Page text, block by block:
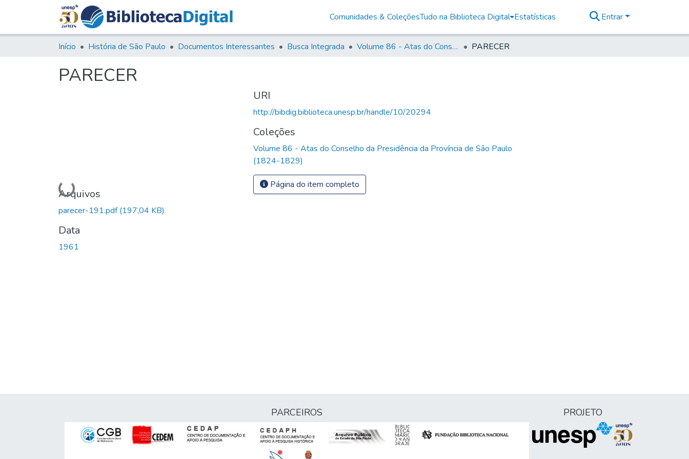
Comunidades & ColeçõesTudo na Biblioteca Digital Estatísticas Entrar
Início História de São Paulo Documentos Interessantes Busca Integrada Volume 86 - Atas do Conselho da Presidência da Província de São Paulo (1824-1829) PARECER
PARECER
Carregando...
Arquivos
parecer-191.pdf(197,04 KB)
Data
1961
URI
http://bibdig.biblioteca.unesp.br/handle/10/20294
Coleções
Volume 86 - Atas do Conselho da Presidência da Província de São Paulo
(1824-1829)
Página do item completo
PARCEIROS PROJETO